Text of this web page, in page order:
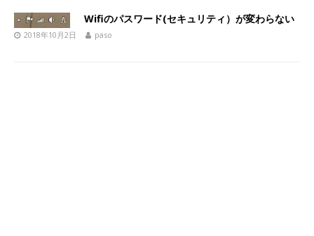
Wifiのパスワード(セキュリティ）が変わらない
2018年10月2日 paso